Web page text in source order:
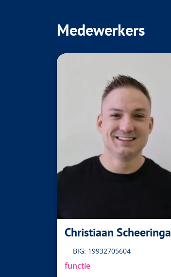
Medewerkers
Christiaan Scheeringa
BIG: 19932705604
functie